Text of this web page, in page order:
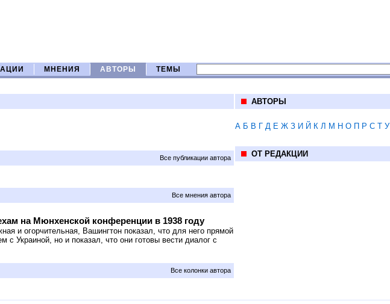
МНЕНИЯ АВТОРЫ ТЕМЫ
Все публикации автора
Все мнения автора
на Мюнхенской конференции в 1938 году
и огорчительная, Вашингтон показал, что для него прямой
с Украиной, но и показал, что они готовы вести диалог с
Все колонки автора
АВТОРЫ
А Б В Г Д Е Ж З И Й К Л М Н О П Р С Т У
ОТ РЕДАКЦИИ